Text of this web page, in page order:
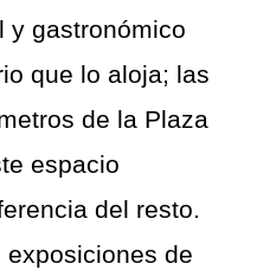
y gastronómico
que lo aloja; las
de la Plaza
espacio
del resto.
de